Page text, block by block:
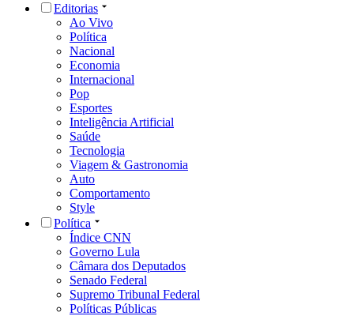
Editorias
Ao Vivo
Política
Nacional
Economia
Internacional
Pop
Esportes
Inteligência Artificial
Saúde
Tecnologia
Viagem & Gastronomia
Auto
Comportamento
Style
Política
Índice CNN
Governo Lula
Câmara dos Deputados
Senado Federal
Supremo Tribunal Federal
Políticas Públicas